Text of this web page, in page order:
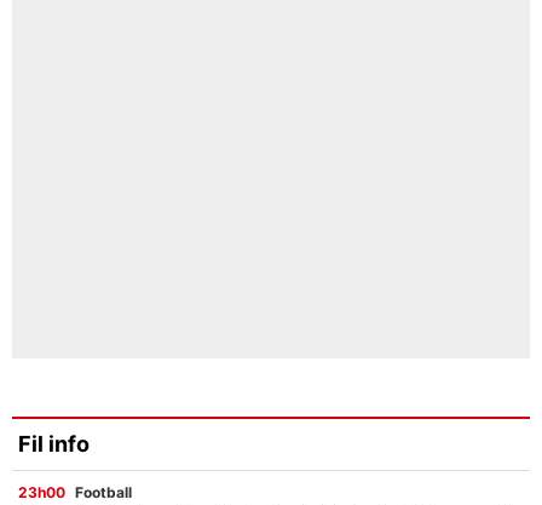
Fil info
23h00 Football